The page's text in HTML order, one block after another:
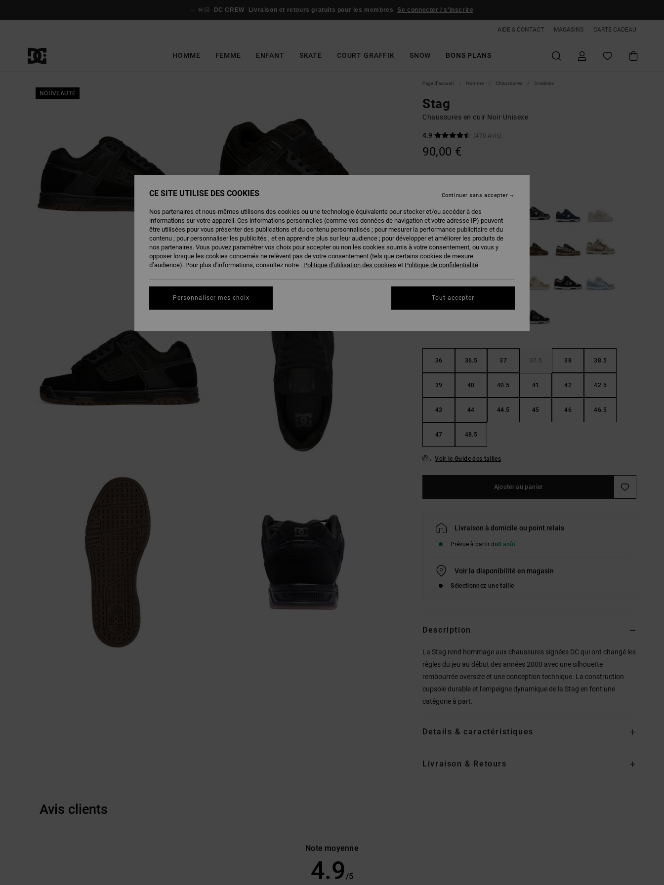
🤟🏻 DC CREW Livraison et retours gratuits pour les membres Se connecter / s'inscrire
AIDE & CONTACT MAGASINS CARTE CADEAU
HOMME FEMME ENFANT SKATE COURT GRAFFIK SNOW BONS PLANS
NOUVEAUTÉ
Page d'accueil Homme Chaussures Sneakers
Stag
Chaussures en cuir Noir Unisexe
4.9 (470 Avis)
90,00 €
36 36.5 37 37.5 38 38.5
39 40 40.5 41 42 42.5
43 44 44.5 45 46 46.5
47 48.5
Voir le Guide des tailles
Ajouter au panier
Livraison à domicile ou point relais
Prévue à partir du8 août
Voir la disponibilité en magasin
Sélectionnez une taille
Description
La Stag rend hommage aux chaussures signées DC qui ont changé les
règles du jeu au début des années 2000 avec une silhouette
rembourrée oversize et une conception technique. La construction
cupsole durable et l'empeigne dynamique de la Stag en font une
catégorie à part.
Details & caractéristiques
Livraison & Retours
Avis clients
Note moyenne
4.9 /5
CE SITE UTILISE DES COOKIES
Nos partenaires et nous-mêmes utilisons des cookies ou une technologie équivalente pour stocker et/ou accéder à des
informations sur votre appareil. Ces informations personnelles (comme vos données de navigation et votre adresse IP) peuvent
être utilisées pour vous présenter des publications et du contenu personnalisés ; pour mesurer la performance publicitaire et du
contenu ; pour personnaliser les publicités ; et en apprendre plus sur leur audience ; pour développer et améliorer les produits de
nos partenaires. Vous pouvez paramétrer vos choix pour accepter ou non les cookies soumis à votre consentement, ou vous y
opposer lorsque les cookies concernés ne relèvent pas de votre consentement (tels que certains cookies de mesure
d’audience). Pour plus d'informations, consultez notre : Politique d'utilisation des cookies et Politique de confidentialité
Personnaliser mes choix
Continuer sans accepter
Tout accepter